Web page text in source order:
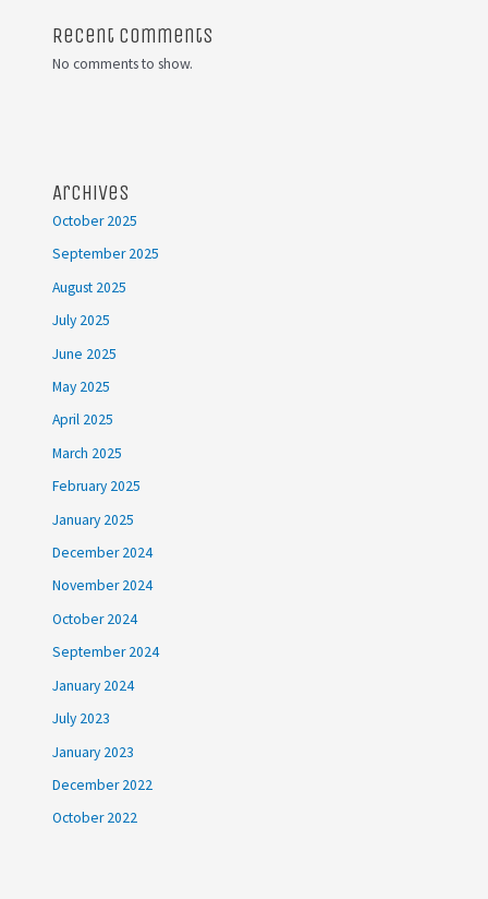
Recent Comments
No comments to show.
Archives
October 2025
September 2025
August 2025
July 2025
June 2025
May 2025
April 2025
March 2025
February 2025
January 2025
December 2024
November 2024
October 2024
September 2024
January 2024
July 2023
January 2023
December 2022
October 2022